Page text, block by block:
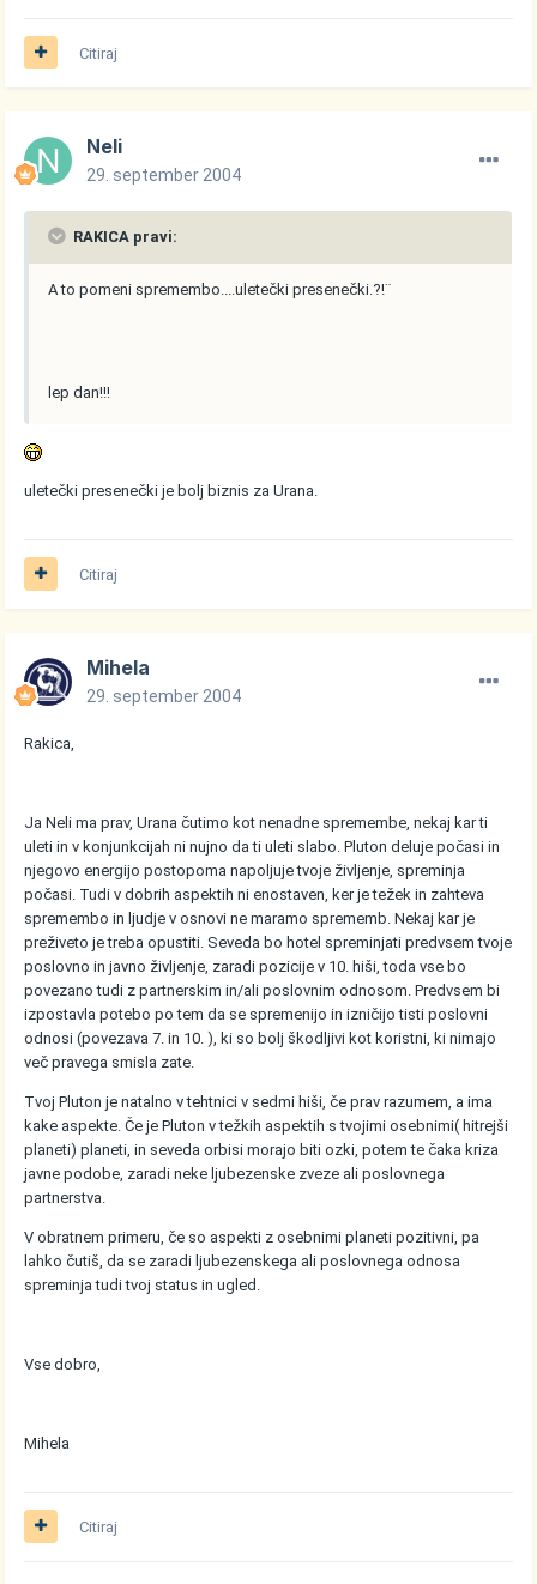
Citiraj
Neli
29. september 2004
RAKICA pravi:
A to pomeni spremembo....uletečki presenečki.?!¨
lep dan!!!
uletečki presenečki je bolj biznis za Urana.
Citiraj
Mihela
29. september 2004
Rakica,
Ja Neli ma prav, Urana čutimo kot nenadne spremembe, nekaj kar ti
uleti in v konjunkcijah ni nujno da ti uleti slabo. Pluton deluje počasi in
njegovo energijo postopoma napoljuje tvoje življenje, spreminja
počasi. Tudi v dobrih aspektih ni enostaven, ker je težek in zahteva
spremembo in ljudje v osnovi ne maramo sprememb. Nekaj kar je
preživeto je treba opustiti. Seveda bo hotel spreminjati predvsem tvoje
poslovno in javno življenje, zaradi pozicije v 10. hiši, toda vse bo
povezano tudi z partnerskim in/ali poslovnim odnosom. Predvsem bi
izpostavla potebo po tem da se spremenijo in izničijo tisti poslovni
odnosi (povezava 7. in 10. ), ki so bolj škodljivi kot koristni, ki nimajo
več pravega smisla zate.
Tvoj Pluton je natalno v tehtnici v sedmi hiši, če prav razumem, a ima
kake aspekte. Če je Pluton v težkih aspektih s tvojimi osebnimi( hitrejši
planeti) planeti, in seveda orbisi morajo biti ozki, potem te čaka kriza
javne podobe, zaradi neke ljubezenske zveze ali poslovnega
partnerstva.
V obratnem primeru, če so aspekti z osebnimi planeti pozitivni, pa
lahko čutiš, da se zaradi ljubezenskega ali poslovnega odnosa
spreminja tudi tvoj status in ugled.
Vse dobro,
Mihela
Citiraj